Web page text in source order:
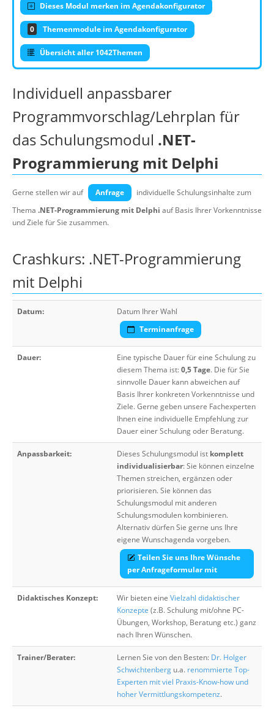
Dieses Modul merken im Agendakonfigurator
0 Themenmodule im Agendakonfigurator
Übersicht aller 1042Themen
Individuell anpassbarer
Programmvorschlag/Lehrplan für
das Schulungsmodul .NET-
Programmierung mit Delphi
Gerne stellen wir auf Anfrage
individuelle Schulungsinhalte zum
Thema .NET-Programmierung mit Delphi auf Basis Ihrer Vorkenntnisse
und Ziele für Sie zusammen.
Crashkurs: .NET-Programmierung
mit Delphi
Datum:
Datum Ihrer Wahl
Terminanfrage
Dauer:
Eine typische Dauer für eine Schulung zu
diesem Thema ist:0,5 Tage. Die für Sie
sinnvolle Dauer kann abweichen auf
Basis Ihrer konkreten Vorkenntnisse und
Ziele. Gerne geben unsere Fachexperten
Ihnen eine individuelle Empfehlung zur
Dauer einer Schulung oder Beratung.
Anpassbarkeit: Dieses Schulungsmodul ist komplett
individualisierbar: Sie können einzelne
Themen streichen, ergänzen oder
priorisieren. Sie können das
Schulungsmodul mit anderen
Schulungsmodulen kombinieren.
Alternativ dürfen Sie gerne uns Ihre
eigene Wunschagenda vorgeben.
Teilen Sie uns Ihre Wünsche
per Anfrageformular mit
Didaktisches Konzept: Wir bieten eine Vielzahl didaktischer
Konzepte (z.B. Schulung mit/ohne PC-
Übungen, Workshop, Beratung etc.) ganz
nach Ihren Wünschen.
Trainer/Berater: Lernen Sie von den Besten: Dr. Holger
Schwichtenberg u.a. renommierte Top-
Experten mit viel Praxis-Know-how und
hoher Vermittlungskompetenz.